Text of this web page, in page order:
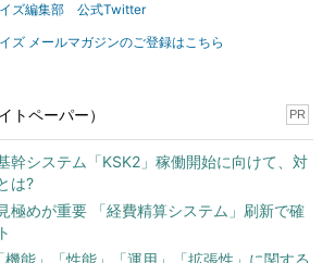
ズ編集部 公式Twitter
ズ メールマガジンのご登録はこちら
トペーパー） PR
幹システム「KSK2」稼働開始に向けて、対
は?
極めが重要 「経費精算システム」刷新で確
能」「性能」「運用」「拡張性」に関する